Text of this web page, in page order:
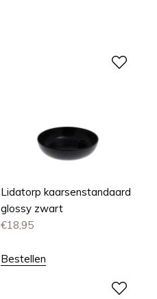
Lidatorp kaarsenstandaard
glossy zwart
€18,95
Bestellen